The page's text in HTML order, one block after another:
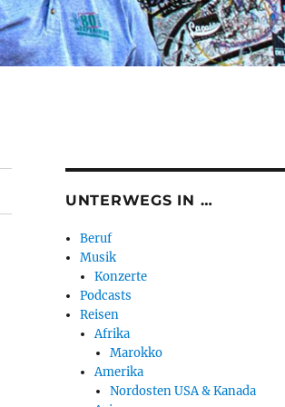
UNTERWEGS IN …
Beruf
Musik
Konzerte
Podcasts
Reisen
Afrika
Marokko
Amerika
Nordosten USA & Kanada